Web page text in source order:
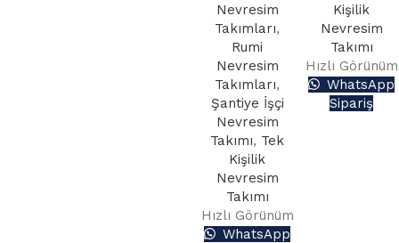
Nevresim
Takımları,
Rumi
Nevresim
Takımları,
Şantiye İşçi
Nevresim
Takımı, Tek
Kişilik
Nevresim
Takımı
Hızlı Görünüm
WhatsApp
Kişilik
Nevresim
Takımı
Hızlı Görünüm
WhatsApp
Sipariş